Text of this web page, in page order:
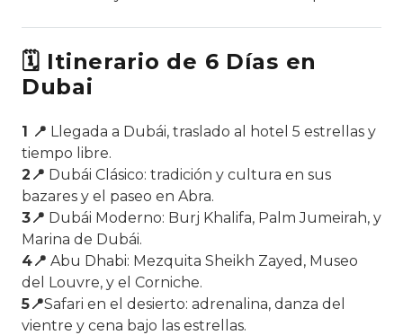
🗓 Itinerario de 6 Días en
Dubai
1 📍 Llegada a Dubái, traslado al hotel 5 estrellas y
tiempo libre.
2📍 Dubái Clásico: tradición y cultura en sus
bazares y el paseo en Abra.
3📍 Dubái Moderno: Burj Khalifa, Palm Jumeirah, y
Marina de Dubái.
4📍 Abu Dhabi: Mezquita Sheikh Zayed, Museo
del Louvre, y el Corniche.
5📍Safari en el desierto: adrenalina, danza del
vientre y cena bajo las estrellas.